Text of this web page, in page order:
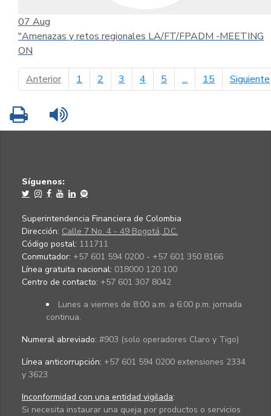
07 Aug
"Amenazas y retos regionales LA/FT/FPADM -MEETING
ON
Anteriorpágina anterior
1 2 3 4 5 ... 15 Siguiente
Imprimir
Síguenos:
Superintendencia Financiera de Colombia
Dirección: Calle 7 No. 4 - 49 Bogotá, D.C.
Código postal: 111711
Conmutador: +57 601 594 0200 - +57 601 350 8166
Línea gratuita nacional: 018000 120 100
Centro de contacto: +57 601 307 8042
Lunes a viernes de 8:00 a.m. a 6:00 p.m. jornada
continua.
Numeral abreviado: #903 (solo operadores Claro y Tigo)
Línea anticorrupción: +57 601 594 0200 extensiones 2334
y 3623
Inconformidad con una entidad vigilada:
Si necesita instaurar una queja por productos o servicios